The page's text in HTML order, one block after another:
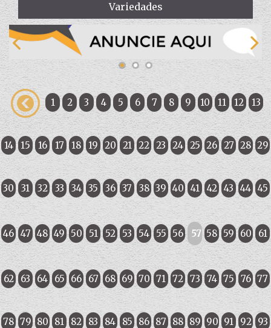
Variedades
1 2 3 4 5 6 7 8 9 10 11 12 13
14 15 16 17 18 19 20 21 22 23 24 25 26 27 28 29
30 31 32 33 34 35 36 37 38 39 40 41 42 43 44 45
46 47 48 49 50 51 52 53 54 55 56 57 58 59 60 61
62 63 64 65 66 67 68 69 70 71 72 73 74 75 76 77
78 79 80 81 82 83 84 85 86 87 88 89 90 91 92 93